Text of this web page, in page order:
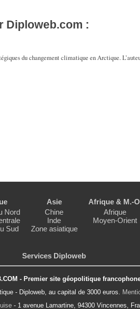
Diploweb.com :
du changement climatique en Arctique.
Nord
Sud
Asie
Chine
Inde
Zone asiatique
Afrique & M.-
Afrique
Moyen-Orient
Services Diploweb
- Premier site géopolitique
- Diploweb, au capital de 3000 euros.
- 1 avenue Lamartine, 94300 Vincennes,